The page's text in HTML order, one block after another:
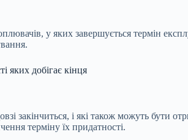
у яких завершується термін
яких добігає кінця
закінчиться, і які також можуть бути
терміну їх придатності.